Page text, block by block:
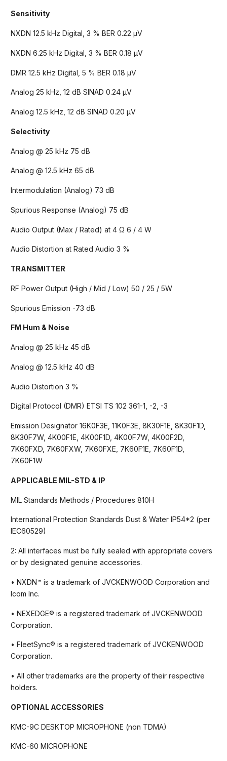
Sensitivity
NXDN 12.5 kHz Digital, 3 % BER 0.22 μV
NXDN 6.25 kHz Digital, 3 % BER 0.18 μV
DMR 12.5 kHz Digital, 5 % BER 0.18 μV
Analog 25 kHz, 12 dB SINAD 0.24 μV
Analog 12.5 kHz, 12 dB SINAD 0.20 μV
Selectivity
Analog @ 25 kHz 75 dB
Analog @ 12.5 kHz 65 dB
Intermodulation (Analog) 73 dB
Spurious Response (Analog) 75 dB
Audio Output (Max / Rated) at 4 Ω 6 / 4 W
Audio Distortion at Rated Audio 3 %
TRANSMITTER
RF Power Output (High / Mid / Low) 50 / 25 / 5W
Spurious Emission -73 dB
FM Hum & Noise
Analog @ 25 kHz 45 dB
Analog @ 12.5 kHz 40 dB
Audio Distortion 3 %
Digital Protocol (DMR) ETSI TS 102 361-1, -2, -3
Emission Designator 16K0F3E, 11K0F3E, 8K30F1E, 8K30F1D,
8K30F7W, 4K00F1E, 4K00F1D, 4K00F7W, 4K00F2D,
7K60FXD, 7K60FXW, 7K60FXE, 7K60F1E, 7K60F1D,
7K60F1W
APPLICABLE MIL-STD & IP
MIL Standards Methods / Procedures 810H
International Protection Standards Dust & Water IP54*2 (per
IEC60529)
2: All interfaces must be fully sealed with appropriate covers
or by designated genuine accessories.
• NXDN™ is a trademark of JVCKENWOOD Corporation and
Icom Inc.
• NEXEDGE® is a registered trademark of JVCKENWOOD
Corporation.
• FleetSync® is a registered trademark of JVCKENWOOD
Corporation.
• All other trademarks are the property of their respective
holders.
OPTIONAL ACCESSORIES
KMC-9C DESKTOP MICROPHONE (non TDMA)
KMC-60 MICROPHONE